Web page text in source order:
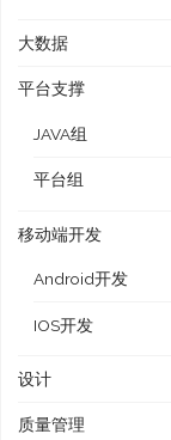
大数据
平台支撑
JAVA组
平台组
移动端开发
Android开发
IOS开发
设计
质量管理